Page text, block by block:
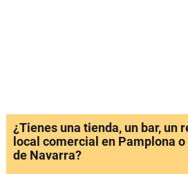
¿Tienes una tienda, un bar, un
local comercial en Pamplona
de Navarra?